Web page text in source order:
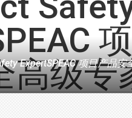
ExpertSPEAC 项目产品安